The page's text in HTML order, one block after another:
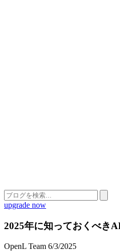
upgrade now
2025年に知っておくべき
OpenL Team 6/3/2025